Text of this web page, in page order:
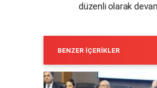
düzenli olarak
BENZER İÇERIKLER